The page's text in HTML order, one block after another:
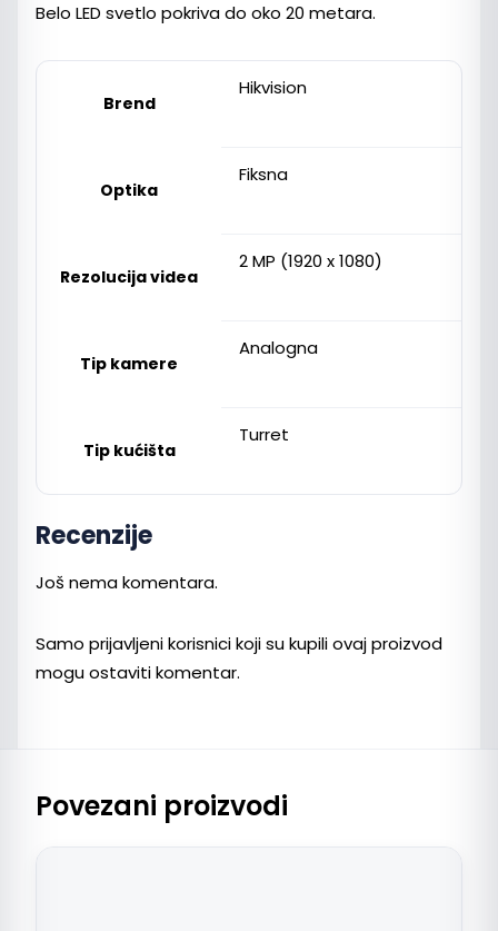
Belo LED svetlo pokriva do oko 20 metara.
Brend
Hikvision
Optika
Fiksna
Rezolucija videa
2 MP (1920 x 1080)
Tip kamere
Analogna
Tip kućišta
Turret
Recenzije
Još nema komentara.
Samo prijavljeni korisnici koji su kupili ovaj proizvod
mogu ostaviti komentar.
Povezani proizvodi